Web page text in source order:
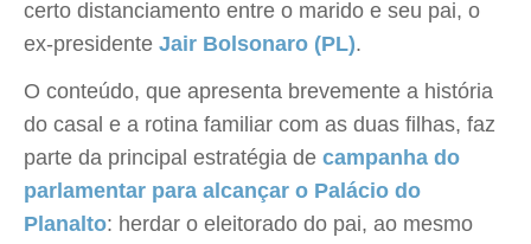
certo distanciamento entre o marido e seu pai, o
ex-presidente Jair Bolsonaro (PL).
O conteúdo, que apresenta brevemente a história
do casal e a rotina familiar com as duas filhas, faz
parte da principal estratégia de campanha do
parlamentar para alcançar o Palácio do
Planalto: herdar o eleitorado do pai, ao mesmo